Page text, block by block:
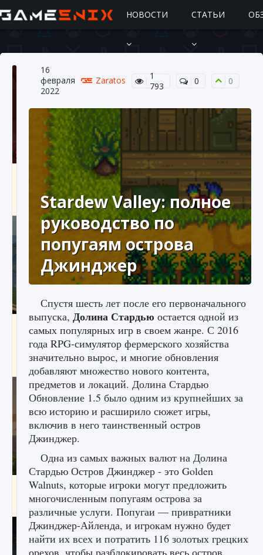
НОВОСТИ СТАТЬИ
Подробное руководство по получению
самоцветов Brawl Stars
10 августа 2024 2 685 0 1
Как исправить ошибку Palworld «Идет
сохранение мира — Невозможно начать
сохранение данных мира»
9 августа 2024 2 511 0 0
Как заработать медали лиги Clash of Clans
9 августа 2024 2 599 0 1
16
февраля
2022
Zaratos
1
793
0 0
Stardew Valley: полное
руководство по
попугаям острова
Джинджер
Спустя шесть лет после его первоначального
выпуска, Долина Стардью остается одной из
самых популярных игр в своем жанре. С 2016
года RPG-симулятор фермерского хозяйства
значительно вырос, и многие обновления
добавляют множество нового контента,
предметов и локаций. Долина Стардью
Обновление 1.5 было одним из крупнейших за
всю историю и расширило сюжет игры,
включив в него таинственный остров
Джинджер.
Одна из самых важных валют на Долина
Стардью Остров Джинджер - это Golden
Walnuts, которые игроки могут предложить
многочисленным попугаям острова за
различные услуги. Попугаи — привратники
Джинджер-Айленда, и игрокам нужно будет
найти их всех и потратить 116 золотых грецких
орехов, чтобы разблокировать весь остров.